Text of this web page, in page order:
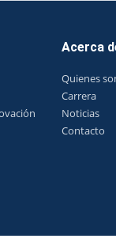
Acerca
Quienes
Carrera
Noticias
Contacto